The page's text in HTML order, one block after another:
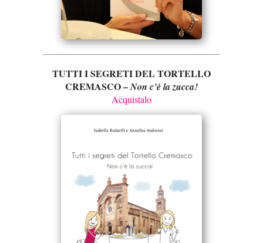
TUTTI I SEGRETI DEL TORTELLO
CREMASCO –Non c’è la zucca!
Acquistalo